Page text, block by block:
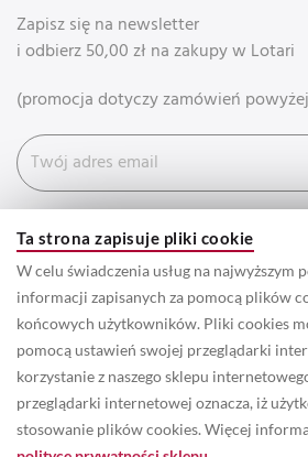
Ta strona zapisuje pliki cookie
W celu świadczenia usług na najwyższym
informacji zapisanych za pomocą plików
końcowych użytkowników. Pliki cookies
pomocą ustawień swojej przeglądarki
korzystanie z naszego sklepu
przeglądarki internetowej oznacza, iż
stosowanie plików cookies. Więcej
Zapisz się na newsletter
i odbierz 50,00 zł na zakupy w Lotari
(promocja dotyczy zamówień
© 2022 Prawa autorskie do
zamieszczonych w serwisie należą do